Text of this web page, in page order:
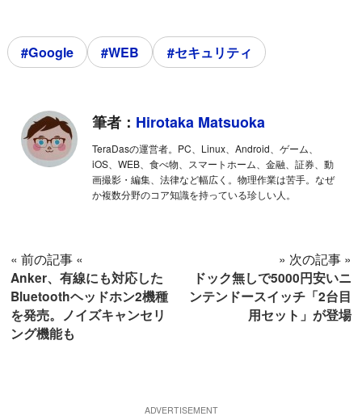
#Google #WEB #セキュリティ
筆者： Hirotaka Matsuoka
TeraDasの運営者。PC、Linux、Android、ゲーム、
iOS、WEB、食べ物、スマートホーム、金融、証券、動
画撮影・編集、法律など幅広く。物理作業は苦手。なぜ
か複数分野のコア知識を持っている珍しい人。
« 前の記事 «
Anker、有線にも対応した
Bluetoothヘッドホン2機種
を発売。ノイズキャンセリ
ング機能も
» 次の記事 »
ドック無しで5000円安いニ
ンテンドースイッチ「2台目
用セット」が登場